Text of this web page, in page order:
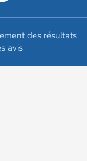
des résultats
avis